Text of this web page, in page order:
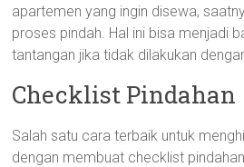
apartemen yang ingin disewa,
proses pindah. Hal ini bisa menjadi
tantangan jika tidak dilakukan
Checklist Pindahan
Salah satu cara terbaik untuk
dengan membuat checklist